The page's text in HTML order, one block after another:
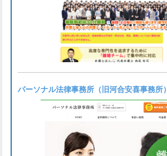
パーソナル法律事務所（旧河合安喜事務所）